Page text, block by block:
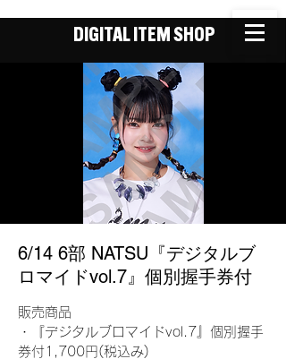
DIGITAL ITEM SHOP
6/14 6部 NATSU『デジタルブ
ロマイドvol.7』個別握手券付
販売商品
・『デジタルブロマイドvol.7』個別握手
券付1,700円(税込み)